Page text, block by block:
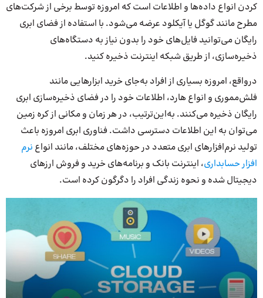
کردن انواع داده‌ها و اطلاعات است که امروزه توسط برخی از شرکت‌های
مطرح مانند گوگل یا آیکلود عرضه می‌شود. با استفاده از فضای ابری
رایگان می‌توانید فایل‌های خود را بدون نیاز به دستگاه‌های
ذخیره‌سازی، از طریق شبکه اینترنت ذخیره کنید.
در‌واقع، امروزه بسیاری از افراد به‌جای خرید ابزارهایی مانند
فلش‌مموری و انواع هارد، اطلاعات خود را در فضای ذخیره‌سازی ابری
رایگان ذخیره می‌کنند. به‌این‌ترتیب، در هر زمان و مکانی از کره زمین
می‌توان به این اطلاعات دسترسی داشت. فناوری ابری امروزه باعث
تولید نرم‌افزارهای ابری متعدد در حوزه‌های مختلف، مانند انواع نرم
افزار حسابداری، اینترنت بانک و برنامه‌های خرید و فروش ارزهای
دیجیتال شده و نحوه زندگی افراد را دگرگون کرده است.